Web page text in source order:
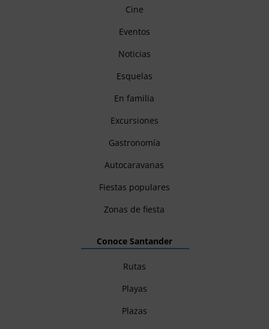
Cine
Eventos
Noticias
Esquelas
En familia
Excursiones
Gastronomía
Autocaravanas
Fiestas populares
Zonas de fiesta
Conoce Santander
Rutas
Playas
Plazas